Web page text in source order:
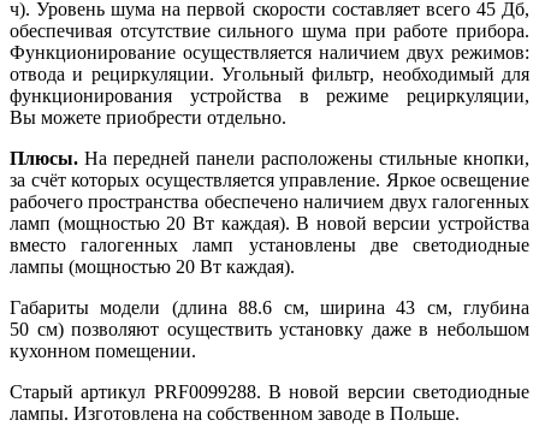
ч). Уровень шума на первой скорости составляет всего 45 Дб,
обеспечивая отсутствие сильного шума при работе прибора.
Функционирование осуществляется наличием двух режимов:
отвода и рециркуляции. Угольный фильтр, необходимый для
функционирования устройства в режиме рециркуляции,
Вы можете приобрести отдельно.
Плюсы. На передней панели расположены стильные кнопки,
за счёт которых осуществляется управление. Яркое освещение
рабочего пространства обеспечено наличием двух галогенных
ламп (мощностью 20 Вт каждая). В новой версии устройства
вместо галогенных ламп установлены две светодиодные
лампы (мощностью 20 Вт каждая).
Габариты модели (длина 88.6 см, ширина 43 см, глубина
50 см) позволяют осуществить установку даже в небольшом
кухонном помещении.
Старый артикул PRF0099288. В новой версии светодиодные
лампы. Изготовлена на собственном заводе в Польше.